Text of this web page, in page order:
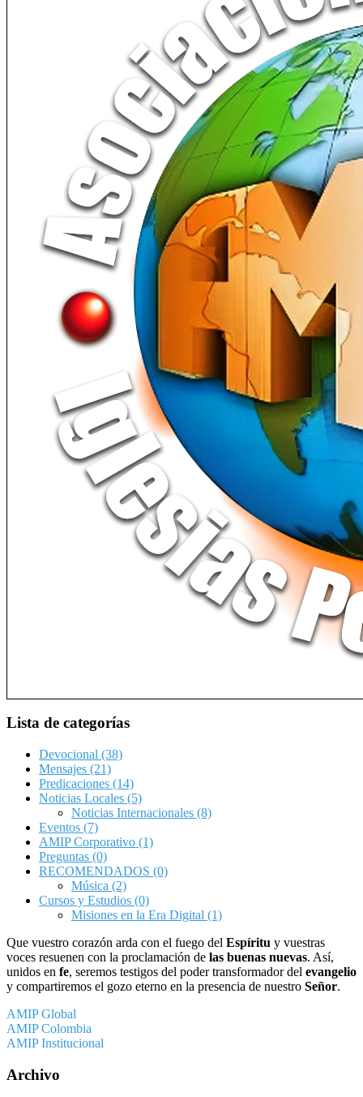
Lista de categorías
Devocional (38)
Mensajes (21)
Predicaciones (14)
Noticias Locales (5)
Noticias Internacionales (8)
Eventos (7)
AMIP Corporativo (1)
Preguntas (0)
RECOMENDADOS (0)
Música (2)
Cursos y Estudios (0)
Misiones en la Era Digital (1)
Que vuestro corazón arda con el fuego del Espíritu y vuestras
voces resuenen con la proclamación de las buenas nuevas. Así,
unidos en fe, seremos testigos del poder transformador del evangelio
y compartiremos el gozo eterno en la presencia de nuestro Señor.
AMIP Global
AMIP Colombia
AMIP Institucional
Archivo